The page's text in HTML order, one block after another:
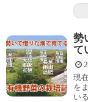
勢
て
現
を
い